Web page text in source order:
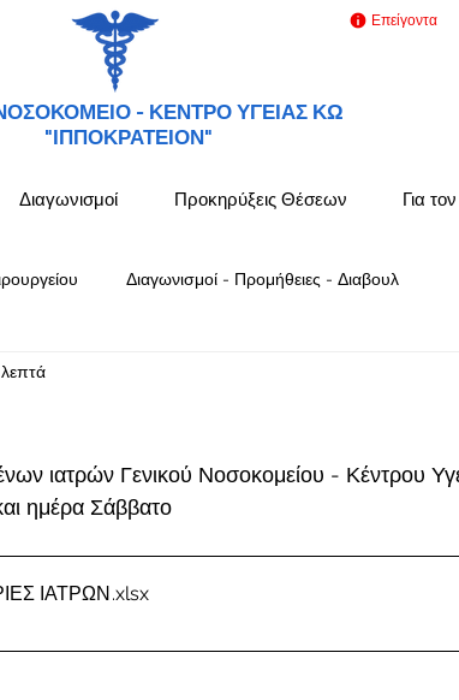
- ΚΕΝΤΡΟ ΥΓΕΙΑΣ ΚΩ
"ΙΠΠΟΚΡΑΤΕΙΟΝ"
Επείγοντα
Διαγωνισμοί Προκηρύξεις Θέσεων Για
Διαγωνισμοί - Προμήθειες - Διαβουλ
ιατρών Γενικού Νοσοκομείου - Κέντρου
ημέρα Σάββατο
ΙΑΤΡΩΝ.xlsx